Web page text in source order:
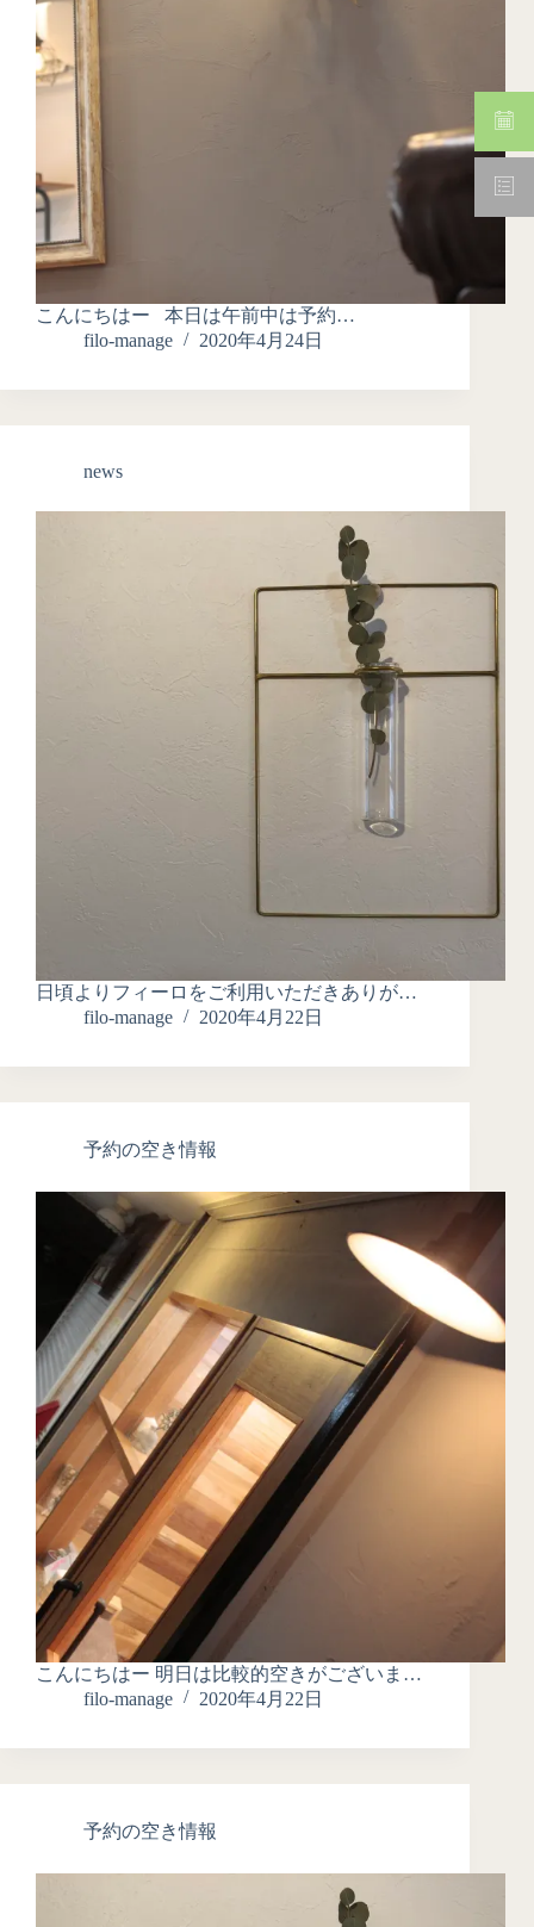
こんにちはー 本日は午前中は予約…
filo-manage
2020年4月24日
news
日頃よりフィーロをご利用いただきありが…
filo-manage
2020年4月22日
予約の空き情報
こんにちはー 明日は比較的空きがございま…
filo-manage
2020年4月22日
予約の空き情報